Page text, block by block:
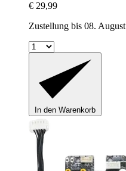
€ 29,99
Zustellung bis 08. August
In den Warenkorb